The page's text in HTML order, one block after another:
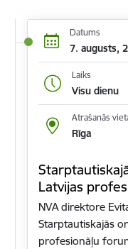
Datums
7. augusts,
Laiks
Visu dienu
Atrašanās
Rīga
Latvijas
NVA direktore
Starptautiskajās
profesionāļu